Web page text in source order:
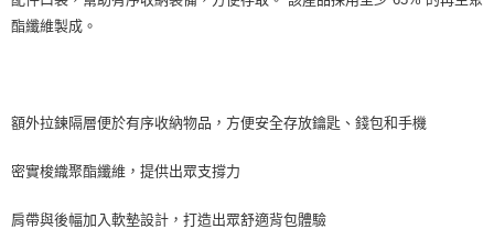
酯纖維製成。
額外拉鍊隔層便於有序收納物品，方便安全存放鑰匙、錢包和手機
密實梭織聚酯纖維，提供出眾支撐力
肩帶與後幅加入軟墊設計，打造出眾舒適背包體驗